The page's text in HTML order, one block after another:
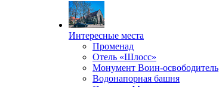
Интересные места
Променад
Отель «Шлосс»
Монумент Воин-освободитель
Водонапорная башня